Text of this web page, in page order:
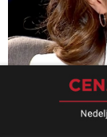
Nova.rs